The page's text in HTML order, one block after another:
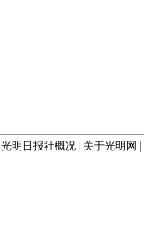
光明日报社概况 关于光明网